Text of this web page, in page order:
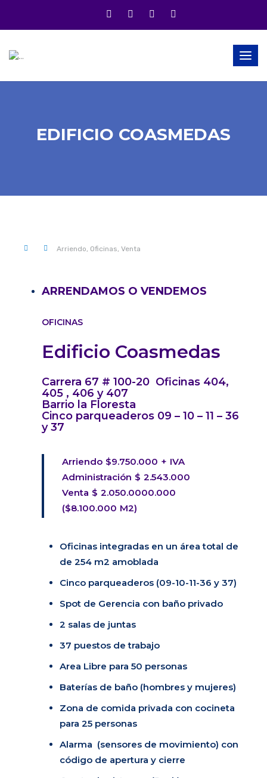
EDIFICIO COASMEDAS
Arriendo, Oficinas, Venta
ARRENDAMOS O VENDEMOS
OFICINAS
Edificio Coasmedas
Carrera 67 # 100-20 Oficinas 404,
405 , 406 y 407
Barrio la Floresta
Cinco parqueaderos 09 – 10 – 11 – 36
y 37
Arriendo $9.750.000 + IVA
Administración $ 2.543.000
Venta $ 2.050.0000.000
($8.100.000 M2)
Oficinas integradas en un área total de
de 254 m2 amoblada
Cinco parqueaderos (09-10-11-36 y 37)
Spot de Gerencia con baño privado
2 salas de juntas
37 puestos de trabajo
Area Libre para 50 personas
Baterías de baño (hombres y mujeres)
Zona de comida privada con cocineta
para 25 personas
Alarma (sensores de movimiento) con
código de apertura y cierre